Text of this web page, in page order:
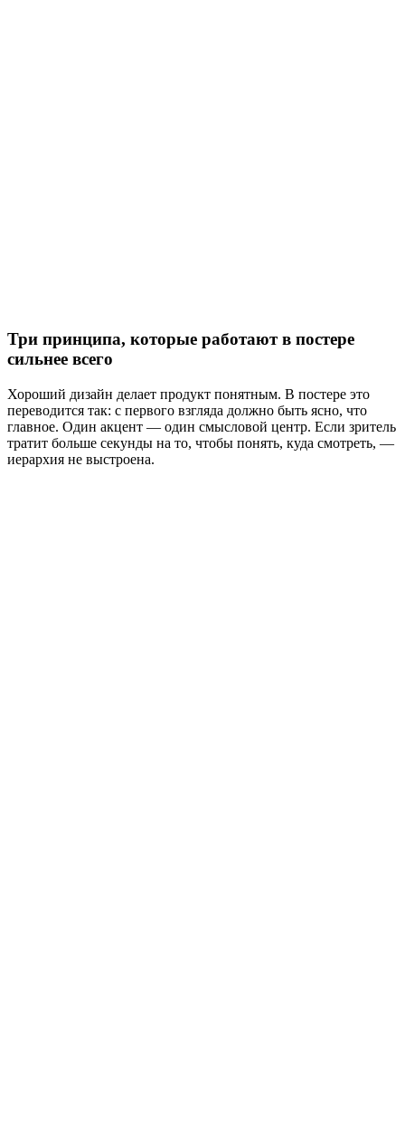
Три принципа, которые работают в постере
сильнее всего
Хороший дизайн делает продукт понятным. В постере это
переводится так: с первого взгляда должно быть ясно, что
главное. Один акцент — один смысловой центр. Если зритель
тратит больше секунды на то, чтобы понять, куда смотреть, —
иерархия не выстроена.